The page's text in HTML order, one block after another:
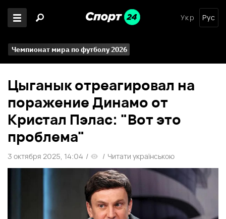
Укр Рус
Чемпионат мира по футболу 2026
Цыганык отреагировал на
поражение Динамо от
Кристал Пэлас: "Вот это
проблема"
3 октября 2025, 14:04 / / Читати українською